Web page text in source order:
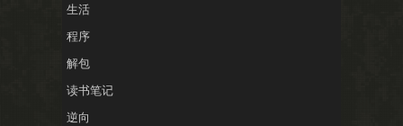
生活
程序
解包
读书笔记
逆向